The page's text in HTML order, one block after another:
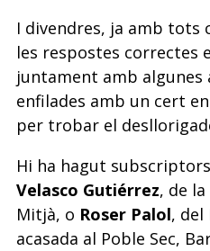
I divendres, ja amb tots
les respostes correctes
juntament amb algunes
enfilades amb un cert
per trobar el
Hi ha hagut
Velasco Gutiérrez, de
Mitjà, o Roser Palol, del
acasada al Poble Sec,